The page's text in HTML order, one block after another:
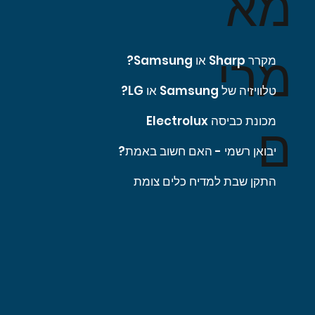
מרי
ם
מקרר Sharp או Samsung?
טלוויזיה של Samsung או LG?
מכונת כביסה Electrolux
יבואן רשמי - האם חשוב באמת?
התקן שבת למדיח כלים צומת